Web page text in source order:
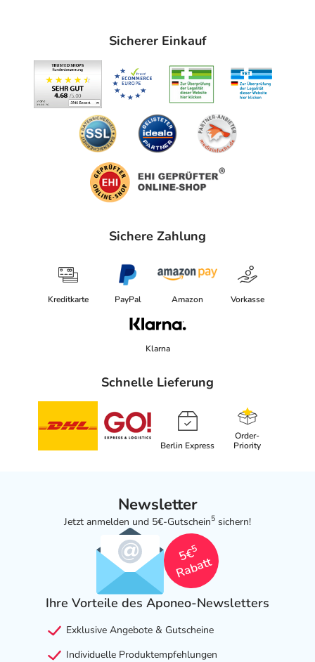
Sicherer Einkauf
Sichere Zahlung
Kreditkarte PayPal Amazon Vorkasse
Klarna
Schnelle Lieferung
Berlin Express
Order-
Priority
Newsletter
Jetzt anmelden und 5€-Gutschein5 sichern!
5€
5
Rabatt
Ihre Vorteile des Aponeo-Newsletters
Exklusive Angebote & Gutscheine
Individuelle Produktempfehlungen